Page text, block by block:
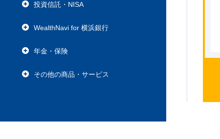
投資信託・NISA
WealthNavi for 横浜銀行
年金・保険
その他の商品・サービス